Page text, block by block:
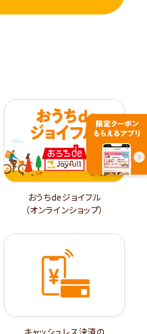
おうちdeジョイフル
（オンラインショップ）
キャッシュレス決済の